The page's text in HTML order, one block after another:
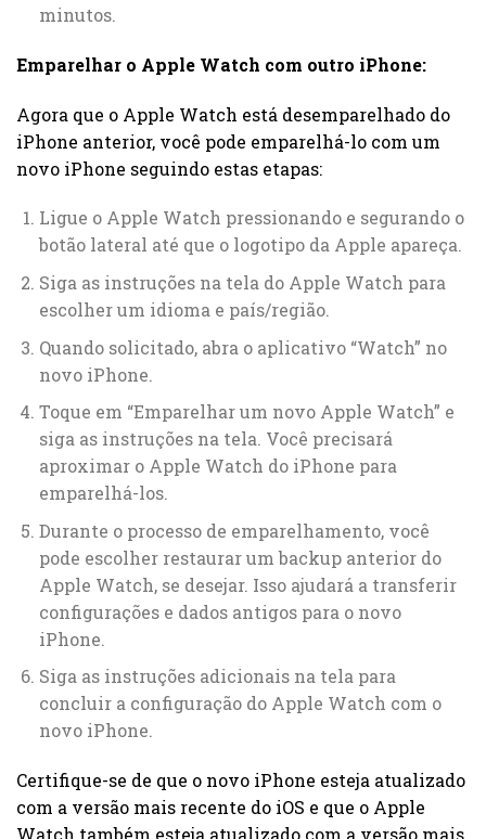
minutos.
Emparelhar o Apple Watch com outro iPhone:
Agora que o Apple Watch está desemparelhado do
iPhone anterior, você pode emparelhá-lo com um
novo iPhone seguindo estas etapas:
Ligue o Apple Watch pressionando e segurando o
botão lateral até que o logotipo da Apple apareça.
Siga as instruções na tela do Apple Watch para
escolher um idioma e país/região.
Quando solicitado, abra o aplicativo “Watch” no
novo iPhone.
Toque em “Emparelhar um novo Apple Watch” e
siga as instruções na tela. Você precisará
aproximar o Apple Watch do iPhone para
emparelhá-los.
Durante o processo de emparelhamento, você
pode escolher restaurar um backup anterior do
Apple Watch, se desejar. Isso ajudará a transferir
configurações e dados antigos para o novo
iPhone.
Siga as instruções adicionais na tela para
concluir a configuração do Apple Watch com o
novo iPhone.
Certifique-se de que o novo iPhone esteja atualizado
com a versão mais recente do iOS e que o Apple
Watch também esteja atualizado com a versão mais